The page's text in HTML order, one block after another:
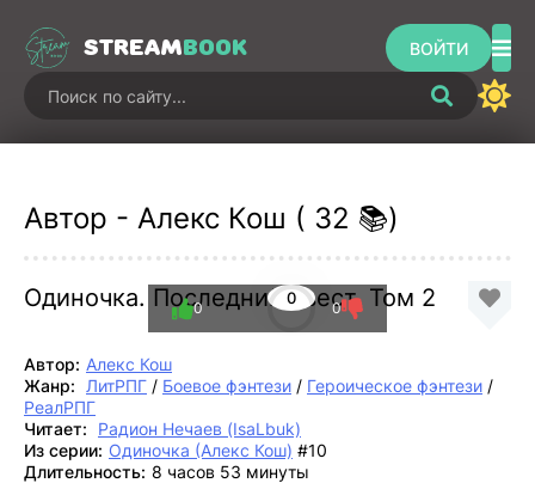
STREAMBOOK ВОЙТИ
Автор - Алекс Кош ( 32 📚)
Одиночка. Последний квест. Том 2
0
0 0
Автор: Алекс Кош
Жанр:
ЛитРПГ / Боевое фэнтези / Героическое фэнтези /
РеалРПГ
Читает:
Радион Нечаев (IsaLbuk)
Из серии: Одиночка (Алекс Кош) #10
Длительность: 8 часов 53 минуты